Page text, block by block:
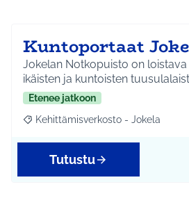
Kuntoportaat
Jokelan Notkopuisto on
ikäisten ja kuntoisten
Etenee jatkoon
Rajaa tulokset aihepiirin mukaan:
Kehittämisverkosto - Jokela
Tutustu